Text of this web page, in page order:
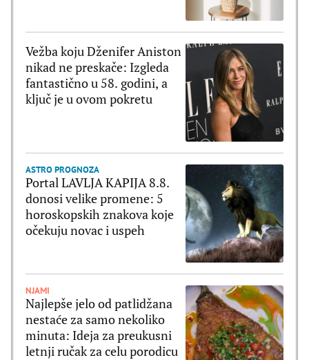
Vežba koju Dženifer Aniston
nikad ne preskače: Izgleda
fantastično u 58. godini, a
ključ je u ovom pokretu
ASTRO PROGNOZA
Portal LAVLJA KAPIJA 8.8.
donosi velike promene: 5
horoskopskih znakova koje
očekuju novac i uspeh
NJAMI
Najlepše jelo od patlidžana
nestaće za samo nekoliko
minuta: Ideja za preukusni
letnji ručak za celu porodicu